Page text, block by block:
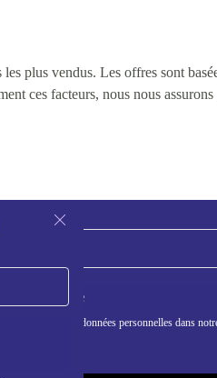
plus vendus. Les offres sont
ces facteurs, nous nous
S'inscrire
l'utilisation des données personnelles dans